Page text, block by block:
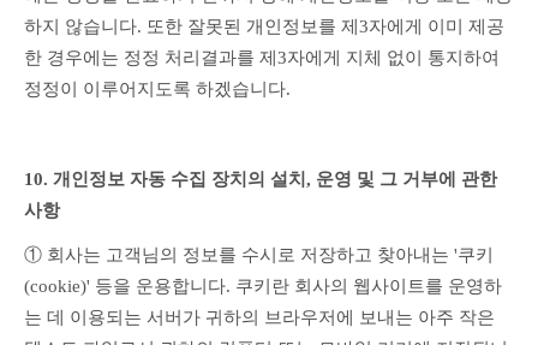
하지 않습니다. 또한 잘못된 개인정보를 제3자에게 이미 제공
한 경우에는 정정 처리결과를 제3자에게 지체 없이 통지하여
정정이 이루어지도록 하겠습니다.
10. 개인정보 자동 수집 장치의 설치, 운영 및 그 거부에 관한
사항
① 회사는 고객님의 정보를 수시로 저장하고 찾아내는 '쿠키
(cookie)' 등을 운용합니다. 쿠키란 회사의 웹사이트를 운영하
는 데 이용되는 서버가 귀하의 브라우저에 보내는 아주 작은